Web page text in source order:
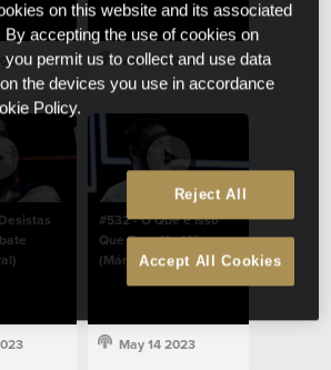
May 14 2023
#532 - O Que é Isso
Que Tens Na Mão
(Mário Rui Boto)
May 14 2023
on this website and its associated
By accepting the use of cookies on
you permit us to collect and use data
the devices you use in accordance
Policy.
Reject All
Accept All Cookies